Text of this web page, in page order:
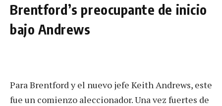
Brentford’s preocupante de inicio
bajo Andrews
Para Brentford y el nuevo jefe Keith Andrews, este
fue un comienzo aleccionador. Una vez fuertes de